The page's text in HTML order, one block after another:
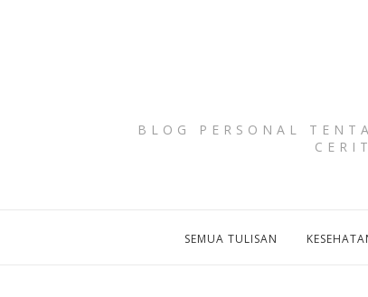
BLOG PERSONAL
SEMUA TULISAN